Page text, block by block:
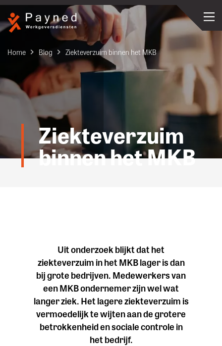
Home Blog Ziekteverzuim binnen het MKB
Ziekteverzuim
binnen het MKB
Uit onderzoek blijkt dat het
ziekteverzuim in het MKB lager is dan
bij grote bedrijven. Medewerkers van
een MKB ondernemer zijn wel wat
langer ziek. Het lagere ziekteverzuim is
vermoedelijk te wijten aan de grotere
betrokkenheid en sociale controle in
het bedrijf.